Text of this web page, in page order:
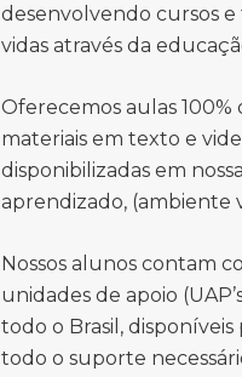
desenvolvendo cursos
vidas através da
Oferecemos aulas 100%
materiais em texto e
disponibilizadas em
aprendizado, (ambiente
Nossos alunos contam
unidades de apoio
todo o Brasil,
todo o suporte